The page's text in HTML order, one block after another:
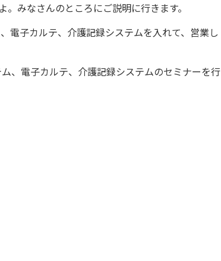
みなさんのところにご説明に行きます。
電子カルテ、介護記録システムを入れて、営業し
、電子カルテ、介護記録システムのセミナーを行